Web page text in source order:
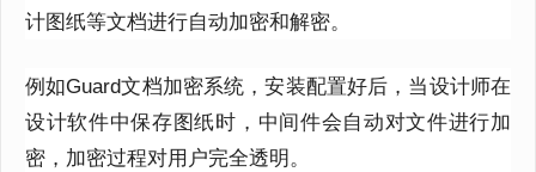
计图纸等文档进行自动加密和解密。
例如Guard文档加密系统，安装配置好后，当设计师在
设计软件中保存图纸时，中间件会自动对文件进行加
密，加密过程对用户完全透明。